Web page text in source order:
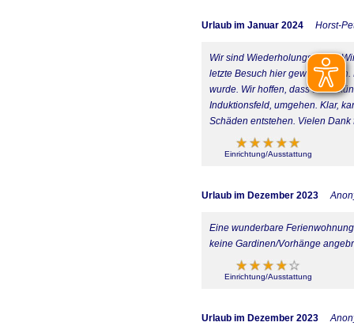
Urlaub im Januar 2024 Horst-
Wir sind Wiederholungstäter :)
letzte Besuch hier gewesen
wurde. Wir hoffen, dass die
Induktionsfeld, umgehen. Klar,
Schäden entstehen. Vielen
Einrichtung/Ausstattung
Urlaub im Dezember 2023
Eine wunderbare
keine Gardinen/Vorhänge
Einrichtung/Ausstattung
Urlaub im Dezember 2023